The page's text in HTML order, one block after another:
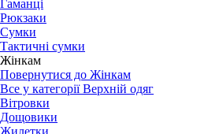
Гаманці
Рюкзаки
Сумки
Тактичні сумки
Жінкам
Повернутися до Жінкам
Все у категорії Верхній одяг
Вітровки
Дощовики
Жилетки